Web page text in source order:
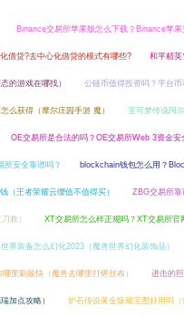
Binance交易所苹果版怎么下载？Binance苹果
借贷?去中心化借贷的模式有哪些? 和平精英
的游戏在哪找） 公链币值得投资吗？平台币
么获得（摩尔庄园手游 魔） 宝可梦传说阿
OE交易所是合法的吗？OE交易所Web 3资金安
所安全靠谱吗？ blockchain钱包怎么用？
（王者荣耀云缨值不值得买） ZBG交易所
救） XT交易所怎么样正规吗？XT交易所官
世界装备怎么幻化2023（魔兽世界幻化装饰品）
里刷最快（魔兽去哪里打烬丝布） 进击的
加点攻略） 炉石传说黄金猿藏宝图好用吗（